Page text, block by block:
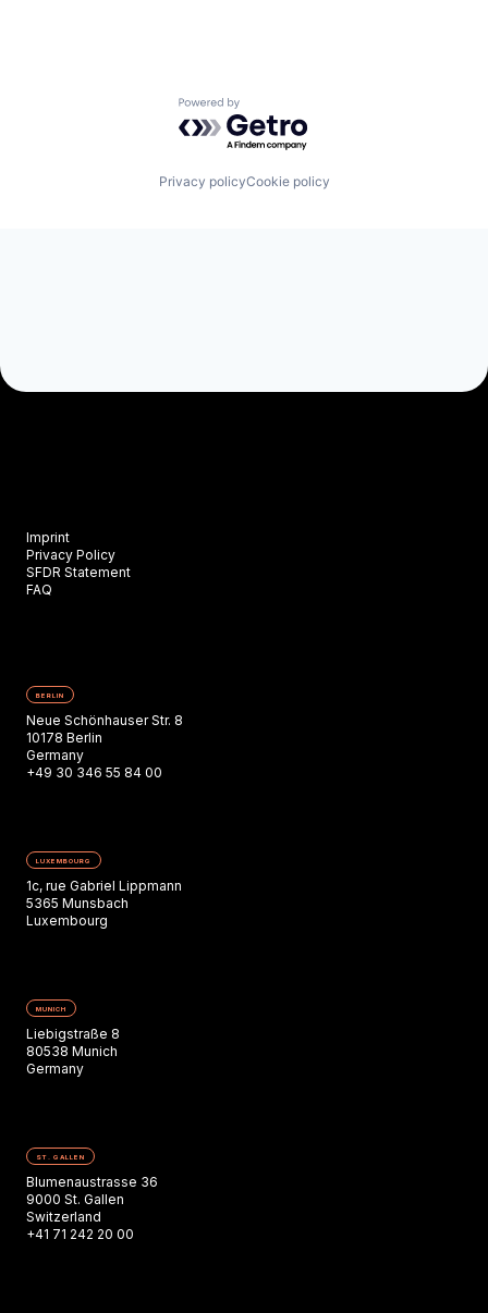
Powered by Getro.com
Privacy policyCookie policy
Imprint
Privacy Policy
SFDR Statement
FAQ
BERLIN
Neue Schönhauser Str. 8
10178 Berlin
Germany
+49 30 346 55 84 00
LUXEMBOURG
1c, rue Gabriel Lippmann
5365 Munsbach
Luxembourg
MUNICH
Liebigstraße 8
80538 Munich
Germany
ST. GALLEN
Blumenaustrasse 36
9000 St. Gallen
Switzerland
+41 71 242 20 00